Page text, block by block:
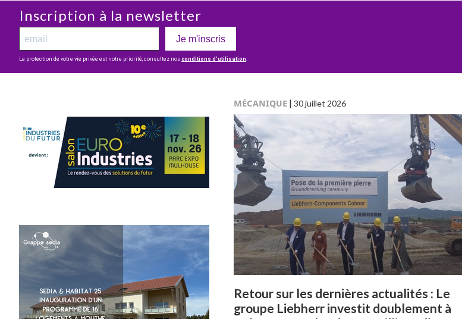
Inscription à la newsletter
Je m'inscris
La protection de votre vie privée est notre priorité, consultez nos conditions d’utilisation.
MÉCANIQUE |30 juillet 2026
Retour sur les dernières actualités : Le
groupe Liebherr investit doublement à